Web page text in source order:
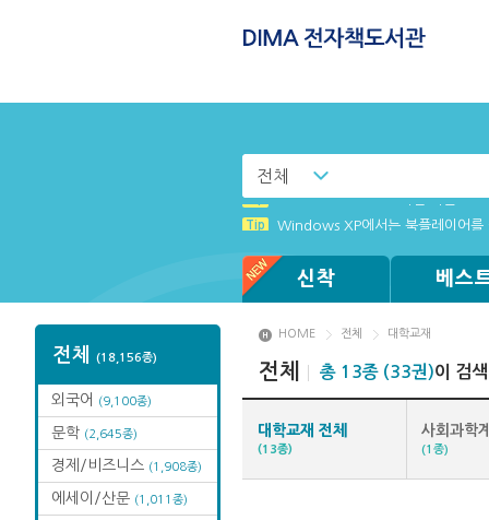
전체
Tip Windows XP에서는 북플레이어
신착 베스
전체 (18,156종)
외국어 (9,100종)
문학 (2,645종)
경제/비즈니스 (1,908종)
에세이/산문 (1,011종)
HOME 전체 대학교재
전체 총 13종 (33권)이 검
대학교재 전체
(13종)
사회과학
(1종)